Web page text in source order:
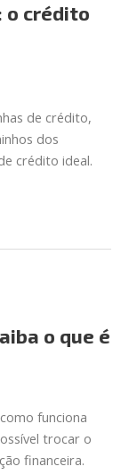
o crédito
de crédito,
dos
crédito ideal.
o que é
funciona
trocar o
financeira.